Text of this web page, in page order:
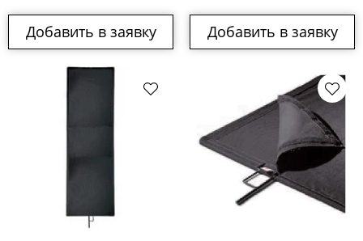
Добавить в заявку Добавить в заявку